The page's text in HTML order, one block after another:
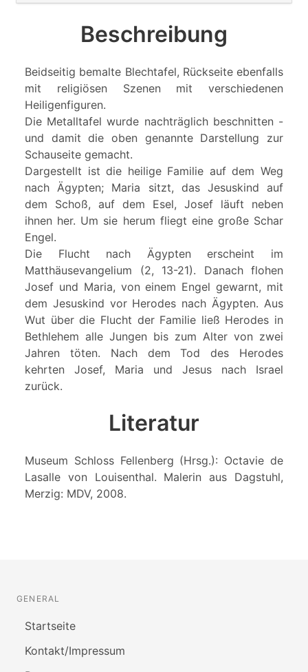
Beschreibung
Beidseitig bemalte Blechtafel, Rückseite ebenfalls
mit religiösen Szenen mit verschiedenen
Heiligenfiguren.
Die Metalltafel wurde nachträglich beschnitten -
und damit die oben genannte Darstellung zur
Schauseite gemacht.
Dargestellt ist die heilige Familie auf dem Weg
nach Ägypten; Maria sitzt, das Jesuskind auf
dem Schoß, auf dem Esel, Josef läuft neben
ihnen her. Um sie herum fliegt eine große Schar
Engel.
Die Flucht nach Ägypten erscheint im
Matthäusevangelium (2, 13-21). Danach flohen
Josef und Maria, von einem Engel gewarnt, mit
dem Jesuskind vor Herodes nach Ägypten. Aus
Wut über die Flucht der Familie ließ Herodes in
Bethlehem alle Jungen bis zum Alter von zwei
Jahren töten. Nach dem Tod des Herodes
kehrten Josef, Maria und Jesus nach Israel
zurück.
Literatur
Museum Schloss Fellenberg (Hrsg.): Octavie de
Lasalle von Louisenthal. Malerin aus Dagstuhl,
Merzig: MDV, 2008.
GENERAL
Startseite
Kontakt/Impressum